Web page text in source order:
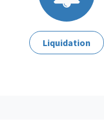
Liquidation